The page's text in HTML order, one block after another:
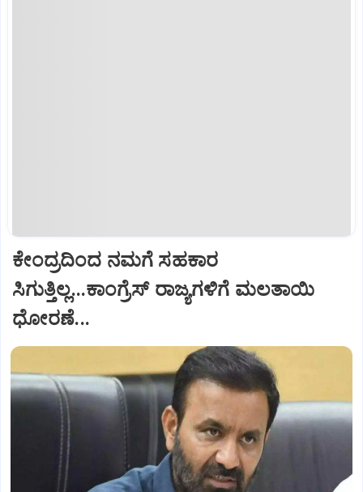
ಕೇಂದ್ರದಿಂದ ನಮಗೆ ಸಹಕಾರ
ಸಿಗುತ್ತಿಲ್ಲ...ಕಾಂಗ್ರೆಸ್ ರಾಜ್ಯಗಳಿಗೆ ಮಲತಾಯಿ
ಧೋರಣೆ...